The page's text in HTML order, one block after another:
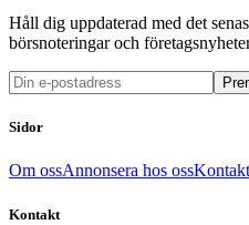
Håll dig uppdaterad med det
börsnoteringar och
Sidor
Om ossAnnonsera hos oss
Kontakt